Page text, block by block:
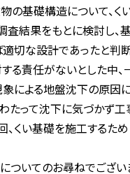
の基礎構造について、
査結果をもとに検討し
切な設計であったと判断
責任がないとした中
による地盤沈下の原因
たって沈下に気づかず
回、くい基礎を施工す
いてのお尋ねでござい